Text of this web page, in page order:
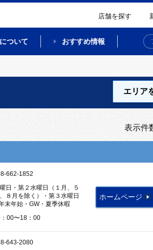
店舗を探す
ついて おすすめ情報
エリア
表示件
662-1852
日・第２水曜日（１月、５
８月を除く）・第３水曜日
末年始・GW・夏季休暇
00〜18：00
ホームページ
643-2080